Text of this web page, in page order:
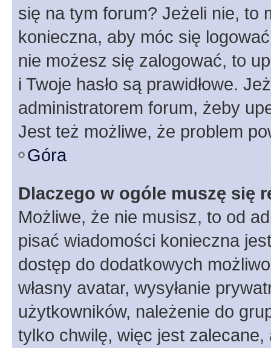
się na tym forum? Jeżeli nie, to
konieczna, aby móc się
nie możesz się zalogować, to
i Twoje hasło są prawidłowe.
administratorem forum, żeby
Jest też możliwe, że problem
Góra
Dlaczego w ogóle muszę się
Możliwe, że nie musisz, to od
pisać wiadomości konieczna
dostęp do dodatkowych
własny avatar, wysyłanie
użytkowników, należenie do
tylko chwilę, więc jest zalecane,